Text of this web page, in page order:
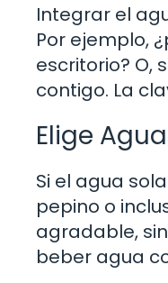
Integrar el
Por ejemplo,
escritorio? O,
contigo. La
Elige
Si el agua
pepino o
agradable,
beber agua